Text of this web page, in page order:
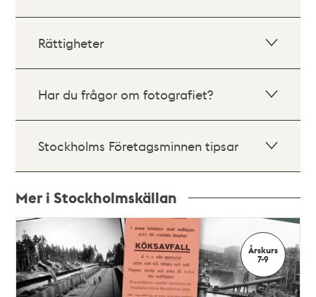
Rättigheter
Har du frågor om fotografiet?
Stockholms Företagsminnen tipsar
Mer i Stockholmskällan
Relaterade
poster
och
teman
Årskurs
7-9